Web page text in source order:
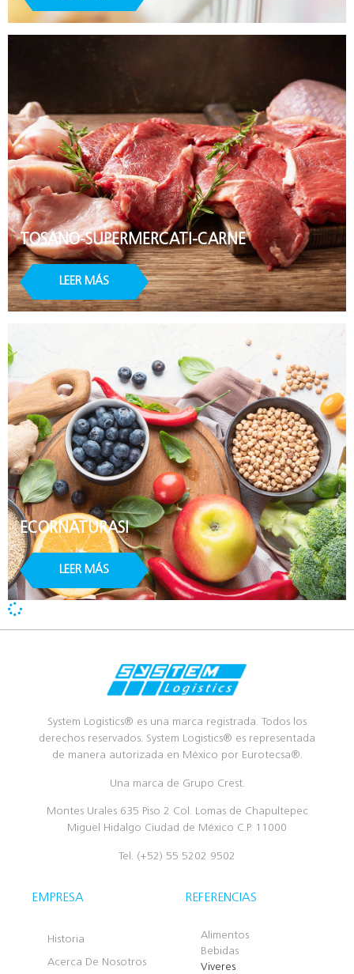
TOSANO-SUPERMERCATI-CARNE
LEER MÁS
ECORNATURASI
LEER MÁS
System Logistics® es una marca registrada. Todos los
derechos reservados. System Logistics® es representada
de manera autorizada en México por Eurotecsa®.
Una marca de Grupo Crest.
Montes Urales 635 Piso 2 Col. Lomas de Chapultepec
Miguel Hidalgo Ciudad de México C.P. 11000
Tel. (+52) 55 5202 9502
EMPRESA
Historia
Acerca De Nosotros
REFERENCIAS
Alimentos
Bebidas
Viveres